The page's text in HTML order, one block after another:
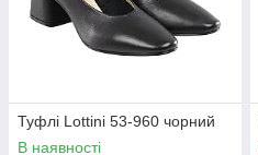
Туфлі Lottini 53-960 чорний
В наявності